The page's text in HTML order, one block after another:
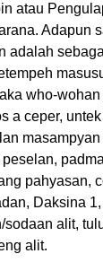
atau
Adapun
adalah
who-
a ceper,
pahyasan,
Daksina
sodaan alit,
alit.